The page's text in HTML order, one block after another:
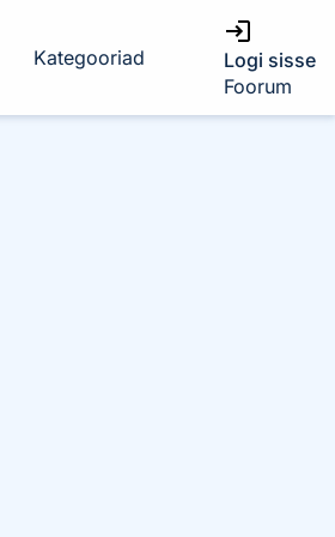
Kategooriad
Logi sisse
Foorum